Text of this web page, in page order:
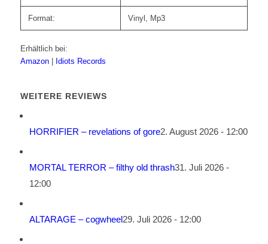
Format: Vinyl, Mp3
Erhältlich bei:
Amazon
Idiots Records
WEITERE REVIEWS
HORRIFIER – revelations of gore2. August 2026 - 12:00
MORTAL TERROR – filthy old thrash31. Juli 2026 -
12:00
ALTARAGE – cogwheel29. Juli 2026 - 12:00